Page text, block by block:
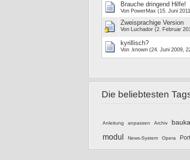
Brauche dringend Hilfe!
Von PowerMax (15. Juni
Zweisprachige Version
Von Luchador (2. Februar
kyrillisch?
Von .known (24. Juni 2009,
Die beliebtesten
Anleitung anpassen Archiv
modul News-System Opera